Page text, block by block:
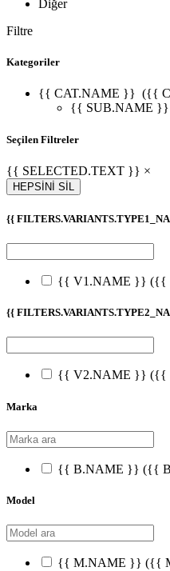
Diğer
Filtre
Kategoriler
{{ CAT.NAME }} ({{
{{ SUB.NAME }}
Seçilen Filtreler
{{ SELECTED.TEXT }} ×
HEPSİNİ SİL
{{
{{ V1.NAME }} ({{
{{
{{ V2.NAME }} ({{
Marka
{{ B.NAME }} ({{
Model
{{ M.NAME }} ({{